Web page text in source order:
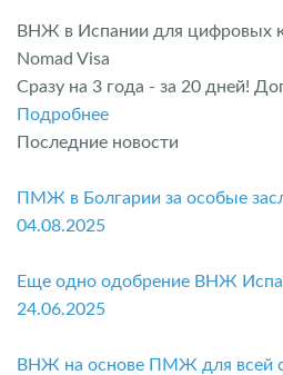
ВНЖ в Испании для цифровых
Nomad Visa
Сразу на 3 года - за 20 дней!
Подробнее
Последние новости
ПМЖ в Болгарии за особые
04.08.2025
Еще одно одобрение ВНЖ
24.06.2025
ВНЖ на основе ПМЖ для всей